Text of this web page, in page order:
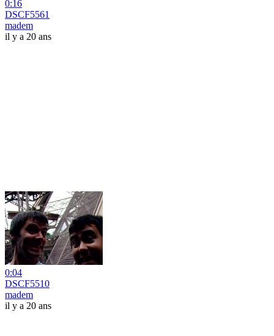
0:16
DSCF5561
madem
il y a 20 ans
0:04
DSCF5510
madem
il y a 20 ans